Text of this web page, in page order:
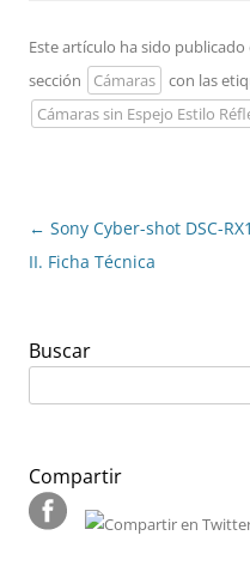
Este artículo ha sido
sección
Cámaras con las
Cámaras sin Espejo Estilo
Navegación
de
← Sony Cyber-shot DSC-
II. Ficha Técnica
Buscar
Compartir